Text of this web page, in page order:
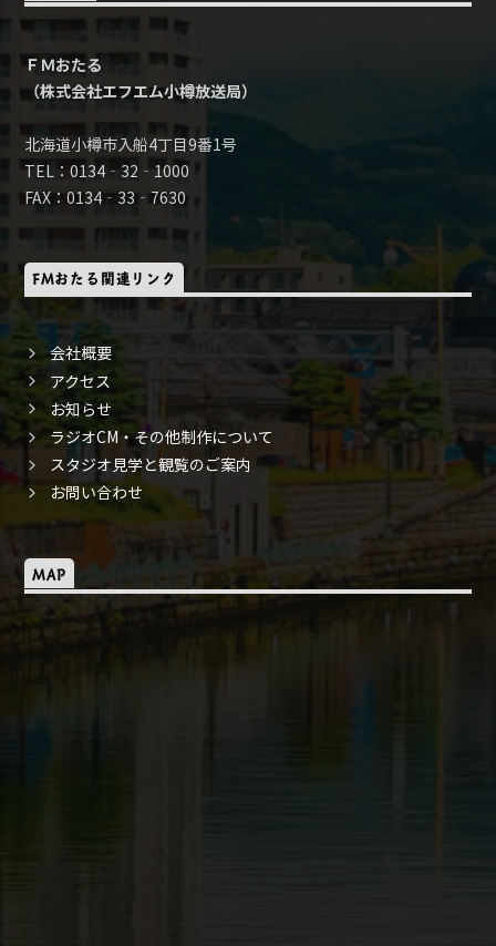
ＦＭおたる
（株式会社エフエム小樽放送局）
北海道小樽市入船4丁目9番1号
TEL：0134‐32‐1000
FAX：0134‐33‐7630
FMおたる関連リンク
会社概要
アクセス
お知らせ
ラジオCM・その他制作について
スタジオ見学と観覧のご案内
お問い合わせ
MAP